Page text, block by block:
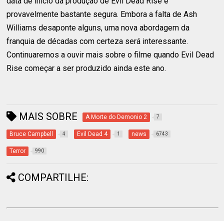
provavelmente bastante segura. Embora a falta de Ash
Williams desaponte alguns, uma nova abordagem da
franquia de décadas com certeza será interessante.
Continuaremos a ouvir mais sobre o filme quando Evil Dead
Rise começar a ser produzido ainda este ano.
MAIS SOBRE A Morte do Demonio 2 7
Bruce Campbell 4 Evil Dead 4 1 news 6743
Terror 990
COMPARTILHE: